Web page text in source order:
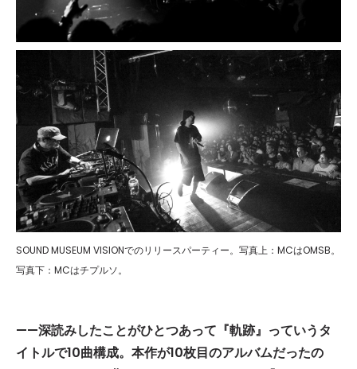
SOUND MUSEUM VISIONでのリリースパーティー。写真上：MCはOMSB。
写真下：MCはチプルソ。
——深読みしたことがひとつあって『軌跡』っていうタ
イトルで10曲構成。本作が10枚目のアルバムだったの